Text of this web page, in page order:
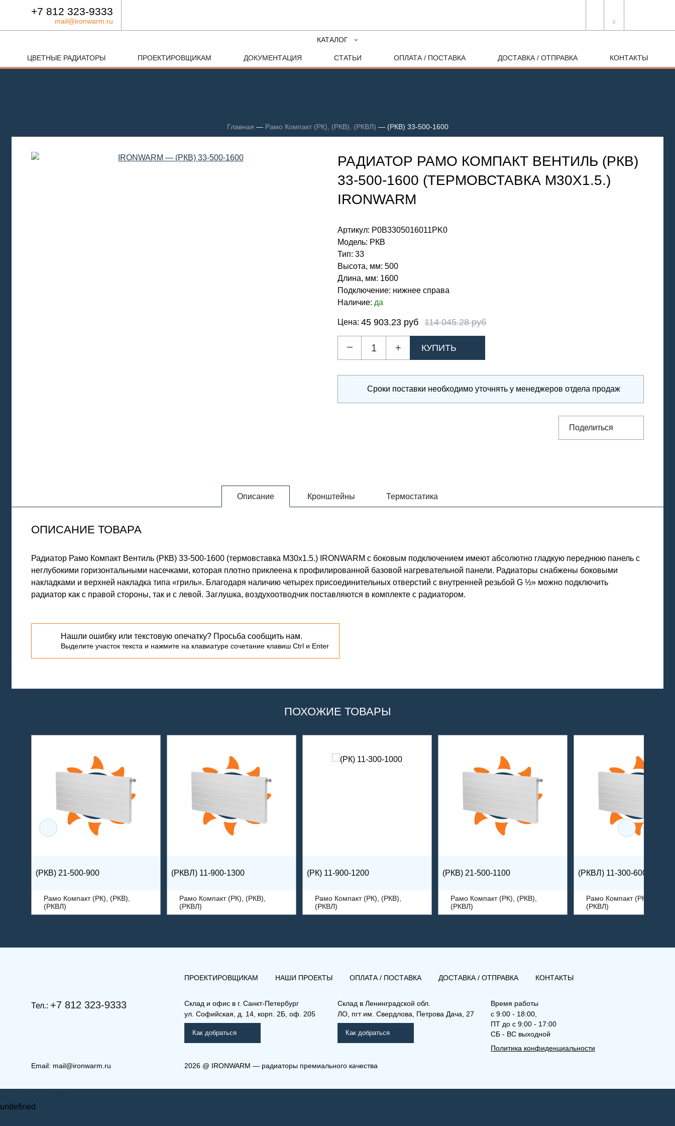
+7 812 323-9333
mail@ironwarm.ru 0
КАТАЛОГ
ЦВЕТНЫЕ РАДИАТОРЫ ПРОЕКТИРОВЩИКАМ ДОКУМЕНТАЦИЯ СТАТЬИ ОПЛАТА / ПОСТАВКА ДОСТАВКА / ОТПРАВКА КОНТАКТЫ
Главная — Рамо Компакт (РК), (РКВ), (РКВЛ) — (РКВ) 33-500-1600
РАДИАТОР РАМО КОМПАКТ ВЕНТИЛЬ (РКВ)
33-500-1600 (ТЕРМОВСТАВКА М30Х1.5.)
IRONWARM
Артикул: Р0В3305016011PK0
Модель: РКВ
Тип: 33
Высота, мм: 500
Длина, мм: 1600
Подключение: нижнее справа
Наличие: да
Цена: 45 903.23 руб 114 045.28 руб
– +
Сроки поставки необходимо уточнять у менеджеров отдела продаж
Поделиться
Описание Кронштейны Термостатика
ОПИСАНИЕ ТОВАРА
Радиатор Рамо Компакт Вентиль (РКВ) 33-500-1600 (термовставка М30х1.5.) IRONWARM с боковым подключением имеют абсолютно гладкую переднюю панель с
неглубокими горизонтальными насечками, которая плотно приклеена к профилированной базовой нагревательной панели. Радиаторы снабжены боковыми
накладками и верхней накладка типа «гриль». Благодаря наличию четырех присоединительных отверстий с внутренней резьбой G ½» можно подключить
радиатор как с правой стороны, так и с левой. Заглушка, воздухоотводчик поставляются в комплекте с радиатором.
Нашли ошибку или текстовую опечатку? Просьба сообщить нам.
Выделите участок текста и нажмите на клавиатуре сочетание клавиш Ctrl и Enter
ПОХОЖИЕ ТОВАРЫ
(РКВ) 21-500-900
Рамо Компакт (РК), (РКВ),
(РКВЛ)
(РКВЛ) 11-900-1300
Рамо Компакт (РК), (РКВ),
(РКВЛ)
(РК) 11-900-1200
Рамо Компакт (РК), (РКВ),
(РКВЛ)
(РКВ) 21-500-1100
Рамо Компакт (РК), (РКВ),
(РКВЛ)
(РКВЛ) 11-300-600
Рамо Компакт (РК), (РКВ),
(РКВЛ)
Тел.: +7 812 323-9333
ПРОЕКТИРОВЩИКАМ НАШИ ПРОЕКТЫ ОПЛАТА / ПОСТАВКА ДОСТАВКА / ОТПРАВКА КОНТАКТЫ
Склад и офис в г. Санкт-Петербург
ул. Софийская, д. 14, корп. 2Б, оф. 205
Как добраться
Склад в Ленинградской обл.
ЛО, пгт им. Свердлова, Петрова Дача, 27
Как добраться
Время работы
с 9:00 - 18:00,
ПТ до с 9:00 - 17:00
СБ - ВС выходной
Политика конфиденциальности
Email: mail@ironwarm.ru 2026 @ IRONWARM — радиаторы премиального качества
undefined